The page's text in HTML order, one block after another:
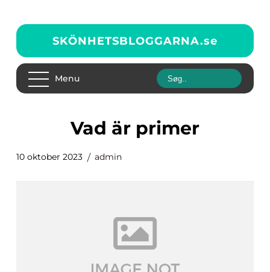
SKÖNHETSBLOGGARNA.se
Menu
vad är primer
10 oktober 2023 admin